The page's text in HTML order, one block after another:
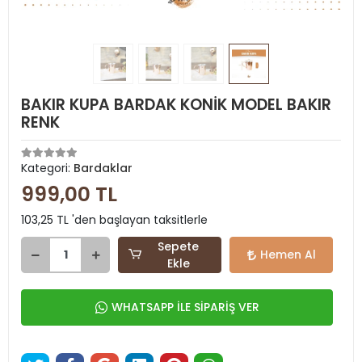
BAKIR KUPA BARDAK KONİK MODEL BAKIR
RENK
Kategori: Bardaklar
999,00 TL
103,25 TL 'den başlayan taksitlerle
Sepete
Ekle
Hemen Al
WHATSAPP İLE SİPARİŞ VER